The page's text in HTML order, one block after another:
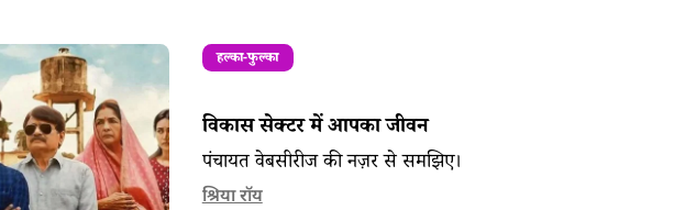
हल्का-फुल्का
विकास सेक्टर में आपका जीवन
पंचायत वेबसीरीज की नज़र से समझिए।
श्रिया रॉय